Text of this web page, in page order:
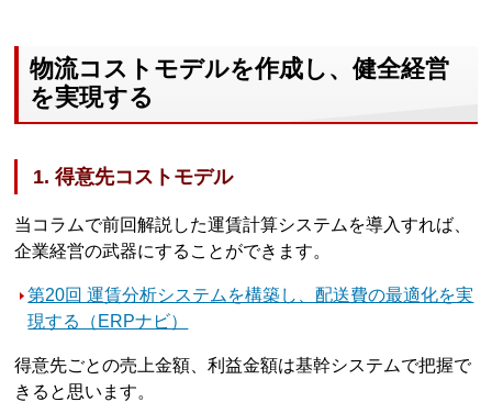
物流コストモデルを作成し、健全経営
を実現する
1. 得意先コストモデル
当コラムで前回解説した運賃計算システムを導入すれば、
企業経営の武器にすることができます。
第20回 運賃分析システムを構築し、配送費の最適化を実
現する（ERPナビ）
得意先ごとの売上金額、利益金額は基幹システムで把握で
きると思います。